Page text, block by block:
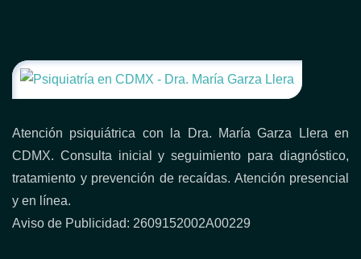
Atención psiquiátrica con la Dra. María Garza Llera en
CDMX. Consulta inicial y seguimiento para diagnóstico,
tratamiento y prevención de recaídas. Atención presencial
y en línea.
Aviso de Publicidad: 2609152002A00229